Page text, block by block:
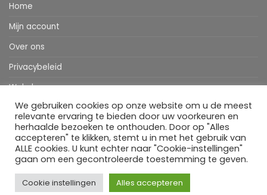
Home
Mijn account
Over ons
Privacybeleid
Webshop
Winkelwagen
Stripe MasterCardIDeal BancontactKlarna
Apple
Pay
HOME WEBSHOP MIJN ACCOUNT BESTELINFORMATIE
CONTACT
We gebruiken cookies op onze website om u de meest
relevante ervaring te bieden door uw voorkeuren en
herhaalde bezoeken te onthouden. Door op "Alles
accepteren" te klikken, stemt u in met het gebruik van
ALLE cookies. U kunt echter naar "Cookie-instellingen"
gaan om een gecontroleerde toestemming te geven.
Cookie instellingen Alles accepteren